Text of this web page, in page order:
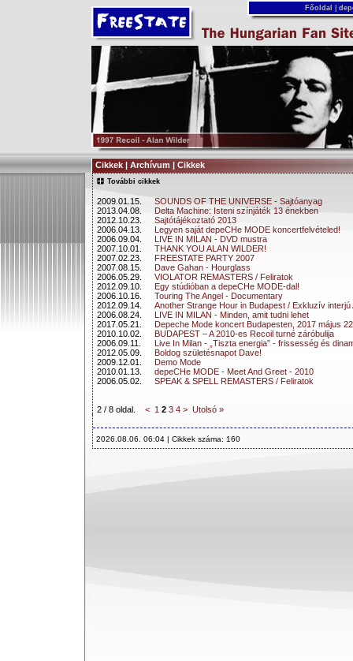
Főoldal
Cikkek | Archívum | Cikkek
További cikkek
2009.01.15.
SOUNDS OF THE UNIVERSE - Sajtóanyag
2013.04.08.
Delta Machine: Isteni színjáték 13 énekben
2012.10.23.
Sajtótájékoztató 2013
2006.04.13.
Legyen saját depeCHe MODE koncertfelvételed!
2006.09.04.
LIVE IN MILAN - DVD mustra
2007.10.01.
THANK YOU ALAN WILDER!
2007.02.23.
FREESTATE PARTY 2007
2007.08.15.
Dave Gahan - Hourglass
2006.05.29.
VIOLATOR REMASTERS / Feliratok
2012.09.10.
Egy stúdióban a depeCHe MODE-dal!
2006.10.16.
Touring The Angel - Documentary
2012.09.14.
Another Strange Hour in Budapest / Exkluzív interjú
2006.08.24.
LIVE IN MILAN - Minden, amit tudni lehet
2017.05.21.
Depeche Mode koncert Budapesten, 2017 május
2010.10.02.
BUDAPEST – A 2010-es Recoil turné záróbulija
2006.09.11.
Live In Milan - „Tiszta energia” - frissesség és
2012.05.09.
Boldog születésnapot Dave!
2009.12.01.
Demo Mode
2010.01.13.
depeCHe MODE - Meet And Greet - 2010
2006.05.02.
SPEAK & SPELL REMASTERS / Feliratok
2 / 8 oldal. < 1 2 3 4 > Utolsó »
2026.08.06. 06:04 | Cikkek száma: 160